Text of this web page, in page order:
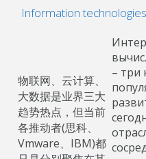
Information technologies
物联网、云计算、
大数据是业界三大
趋势热点，但当前
各推动者(思科、
Vmware、IBM)都
– три